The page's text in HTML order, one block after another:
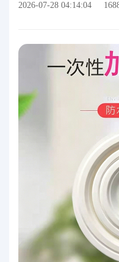
2026-07-28 04:14:04